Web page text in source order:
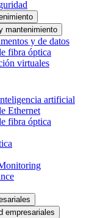
mantenimiento
y de datos
fibra óptica
virtuales
artificial
Ethernet
fibra óptica
empresariales